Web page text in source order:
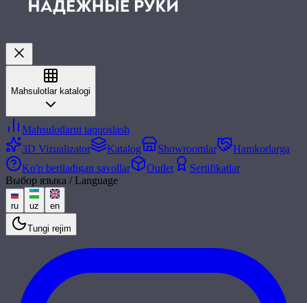
Mahsulotlar katalogi
Mahsulotlarni taqqoslash
3D Vizualizator
Katalog Showroomlar
Hamkorlarga
Ko'p beriladigan savollar
Outlet
Sertifikatlar
Выбор языка / Language
ru uz en
Tungi rejim